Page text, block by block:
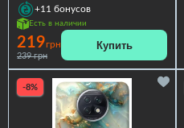
+11 бонусов
Есть в наличии
219грн
239 грн
Купить
-8%